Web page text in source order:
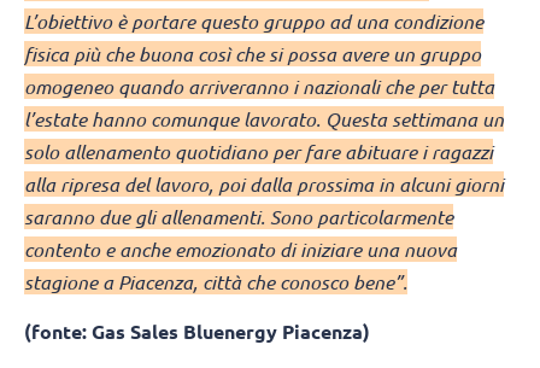
L’obiettivo è portare questo gruppo ad una condizione
fisica più che buona così che si possa avere un gruppo
omogeneo quando arriveranno i nazionali che per tutta
l’estate hanno comunque lavorato. Questa settimana un
solo allenamento quotidiano per fare abituare i ragazzi
alla ripresa del lavoro, poi dalla prossima in alcuni giorni
saranno due gli allenamenti. Sono particolarmente
contento e anche emozionato di iniziare una nuova
stagione a Piacenza, città che conosco bene”.
(fonte: Gas Sales Bluenergy Piacenza)